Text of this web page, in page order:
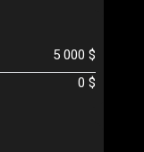
5 000 $
0 $